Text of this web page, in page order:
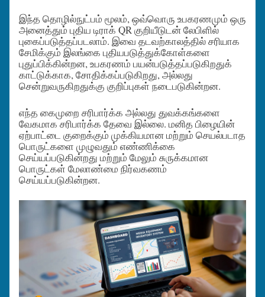
இந்த தொழில்நுட்பம் மூலம், ஒவ்வொரு உபகரணமும் ஒரு
அனைத்தும் புதிய டிராக் QR குறியீடுடன் லேபிளில்
புகைப்படுத்தப்படலாம். இவை தடவற்காலத்தில் சரியாக
சேமிக்கும் இலங்கை புதியபடுத்துக்கோள்களை
புதுப்பிக்கின்றன, உபகரணம் பயன்படுத்தப்படுகிறதுக்
காட்டுக்காக, சோதிக்கப்படுகிறது, அல்லது
சென்றுவருகிறதுக்கு குறிப்புகள் நடைபடுகின்றன.
எந்த கைமுறை சரிபார்க்க அல்லது துவக்கங்களை
வேகமாக சரிபார்க்க தேவை இல்லை. மனித பிழையின்
ஏற்பாட்டை குறைக்கும் முக்கியமான மற்றும் செயல்படாத
பொருட்களை முழுவதும் எண்ணிக்கை
செய்யப்படுகின்றது மற்றும் மேலும் சுருக்கமான
பொருட்கள் மேலாண்மை நிர்வகணம்
செய்யப்படுகின்றன.